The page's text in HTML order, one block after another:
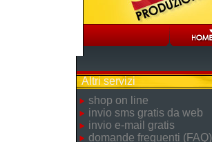
Altri servizi
shop on line
invio sms gratis da web
invio e-mail gratis
domande frequenti (FAQ)